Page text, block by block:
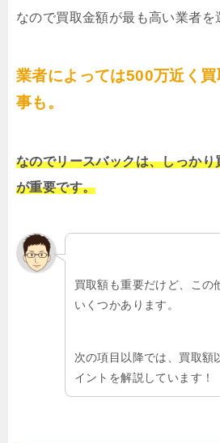
なので買取金額が最も高い業者を
業者によっては500万近く
事も。
なのでリースバックは、しっか
が重要です。
買取額も重要だけど、この
いくつかあります。
次の項目以降では、買取額
イントを解説しています！